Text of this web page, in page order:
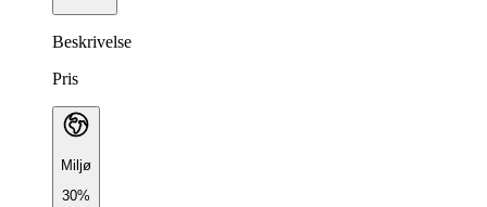
Beskrivelse
Pris
Miljø
30%